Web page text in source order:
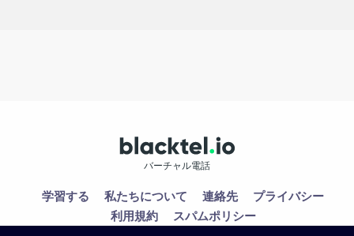
バーチャル電話
学習する 私たちについて 連絡先
プライバシー
利用規約
スパムポリシー